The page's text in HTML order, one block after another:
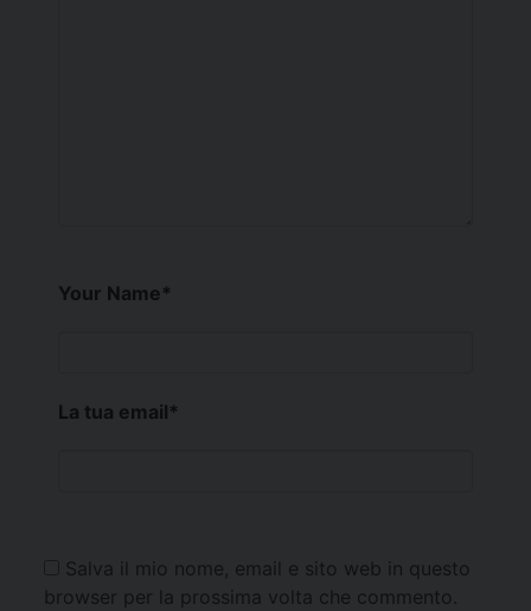
Your Name*
La tua email*
Salva il mio nome, email e sito web in questo
browser per la prossima volta che commento.